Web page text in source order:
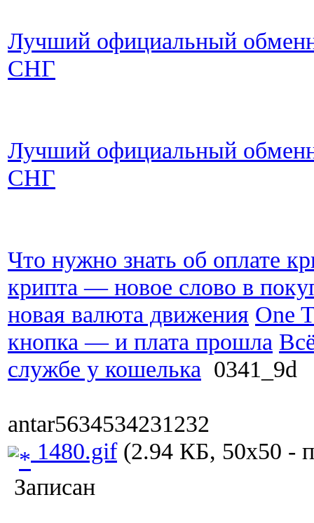
Лучший официальный
СНГ
Лучший официальный
СНГ
Что нужно знать об оплате
крипта — новое слово в
новая валюта движения One
кнопка — и плата прошла
службе у кошелька 0341_9d
antar5634534231232
1480.gif(2.94 КБ, 50x50 -
Записан